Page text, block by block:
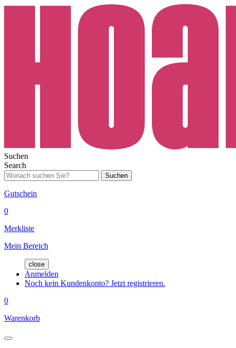
Suchen
Search
Suchen
Gutschein
0
Merkliste
Mein Bereich
close
Anmelden
Noch kein Kundenkonto? Jetzt registrieren.
0
Warenkorb